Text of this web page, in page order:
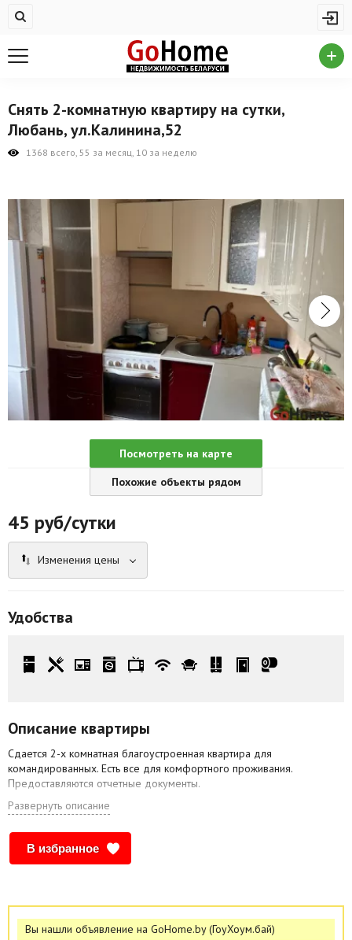
Купить квартиру
На сутки
Новостройки
Комерческая недвижимость
Продажа коммерческой недвижимости
Аренда коммерческой недвижимости
Другие разделы
Новости
Агентства
Ремонт квартир
Грузовое такси
Способы оплаты
Снять 2-комнатную квартиру на сутки,
Любань, ул.Калинина,52
1368 всего, 55 за месяц, 10 за неделю
Посмотреть на карте
Похожие объекты рядом
45 руб/сутки
Изменения цены
Удобства
Описание квартиры
Сдается 2-х комнатная благоустроенная квартира для
командированных. Есть все для комфортного проживания.
Предоставляются отчетные документы.
Развернуть описание
В избранное
Вы нашли объявление на GoHome.by (ГоуХоум.бай)